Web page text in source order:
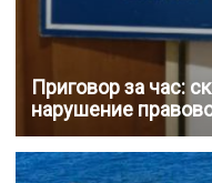
Приговор за час:
нарушение